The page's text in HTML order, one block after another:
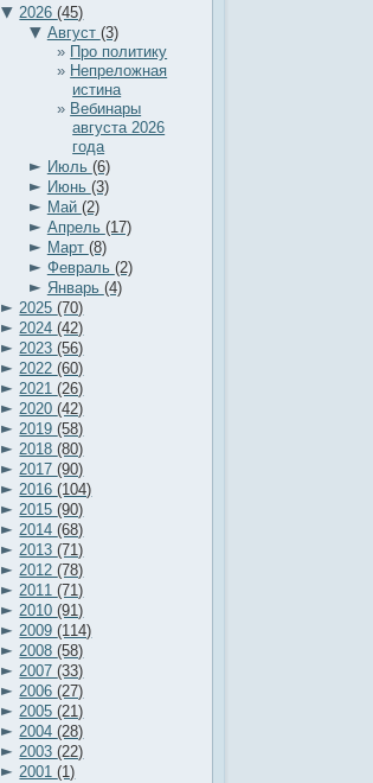
▼ 2026(45)
▼ Август (3)
Про политику
Непреложная
истина
Вебинары
августа 2026
года
► Июль (6)
► Июнь (3)
► Май (2)
► Апрель (17)
► Март (8)
► Февраль (2)
► Январь (4)
► 2025(70)
► 2024(42)
► 2023(56)
► 2022(60)
► 2021(26)
► 2020(42)
► 2019(58)
► 2018(80)
► 2017(90)
► 2016(104)
► 2015(90)
► 2014(68)
► 2013(71)
► 2012(78)
► 2011(71)
► 2010(91)
► 2009(114)
► 2008(58)
► 2007(33)
► 2006(27)
► 2005(21)
► 2004(28)
► 2003(22)
► 2001(1)